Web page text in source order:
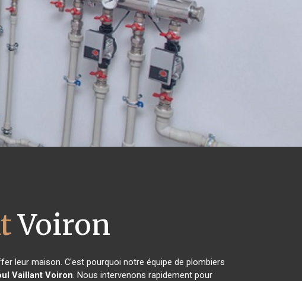
Voiron
leur maison. C'est pourquoi notre équipe de plombiers
Vaillant Voiron. Nous intervenons rapidement pour